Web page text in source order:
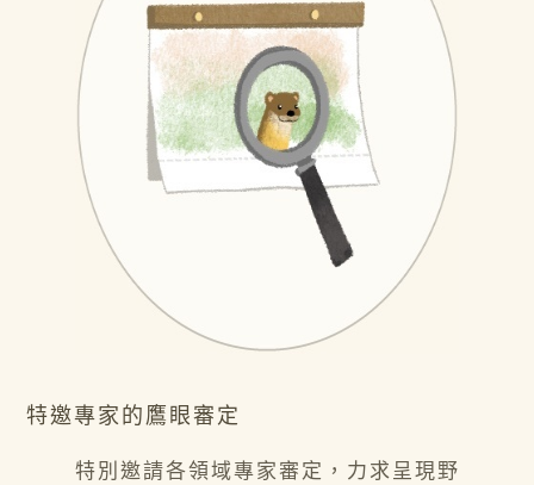
特邀專家的鷹眼審定
特別邀請各領域專家審定，力求呈現野